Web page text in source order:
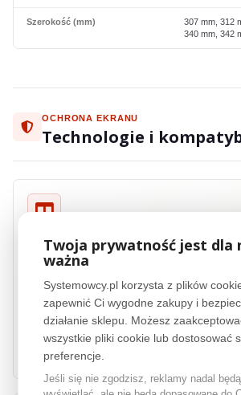
Szerokość (mm)
307 mm, 312
340 mm, 342
OCHRONA EKRANU
Technologie i
3M™ COMPLY™ Adhesive Strips to innowacyjny
prywatyzujących, który zapewnia szybkość, wygodę
codziennym użytkowaniu. Dzięki wykorzystaniu
klejących, instalacja i demontaż filtrów jest niezwykle
jednocześnie gwarantując ich stabilne i bezpieczne
COMPLY™ Adhesive Strips to gwarancja łatwej
względu na częstotliwość montowania i demontowania
rozwiązanie dla użytkowników, którzy cenią sobie
Twoja prywatność jest dla
ważna
Systemowcy.pl korzysta z plików
zapewnić Ci wygodne zakupy i
działanie sklepu. Możesz
wszystkie pliki cookie lub dostosować
preferencje.
Jeśli się nie zgodzisz, reklamy nadal